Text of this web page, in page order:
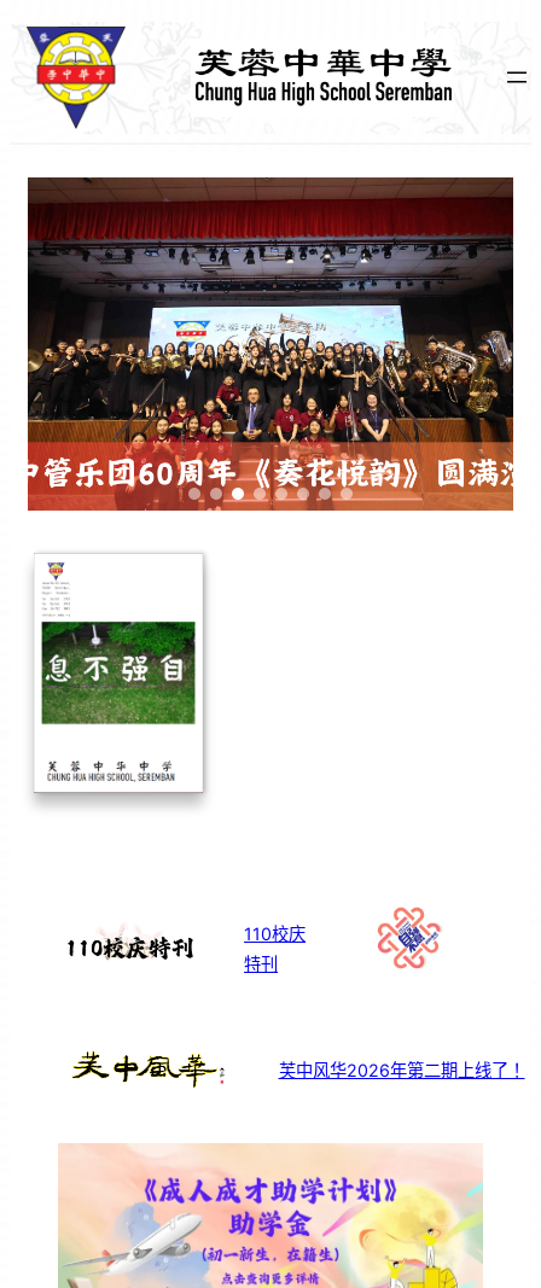
110校庆
特刊
芙中风华2026年第二期上线了！